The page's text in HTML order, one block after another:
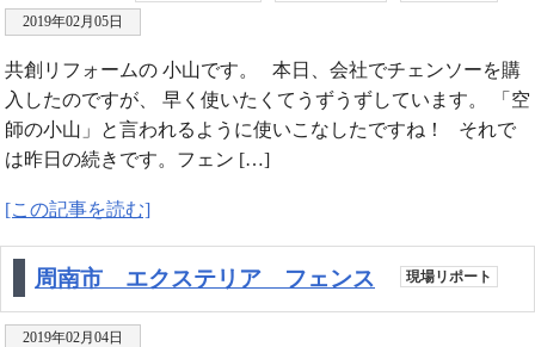
2019年02月05日
共創リフォームの 小山です。 本日、会社でチェンソーを購
入したのですが、 早く使いたくてうずうずしています。 「空
師の小山」と言われるように使いこなしたですね！ それで
は昨日の続きです。フェン […]
[この記事を読む]
周南市 エクステリア フェンス 現場リポート
2019年02月04日